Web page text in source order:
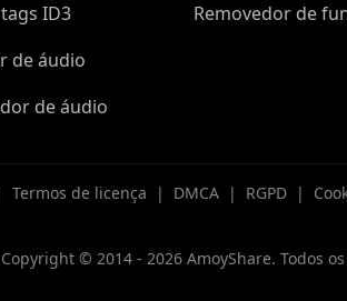
ID3
de áudio
de áudio
Removedor de
Termos de licença | DMCA| RGPD|
Copyright © 2014 - 2026 AmoyShare. Todos